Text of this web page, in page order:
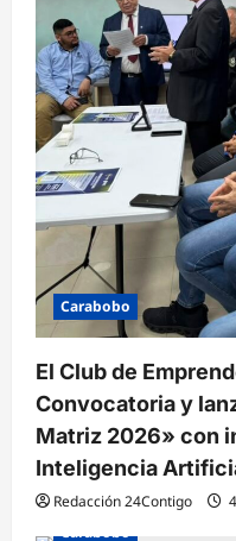
Carabobo
El Club de
Convocatoria y
Matriz 2026» con
Inteligencia
Redacción 24Contigo
Carabobo